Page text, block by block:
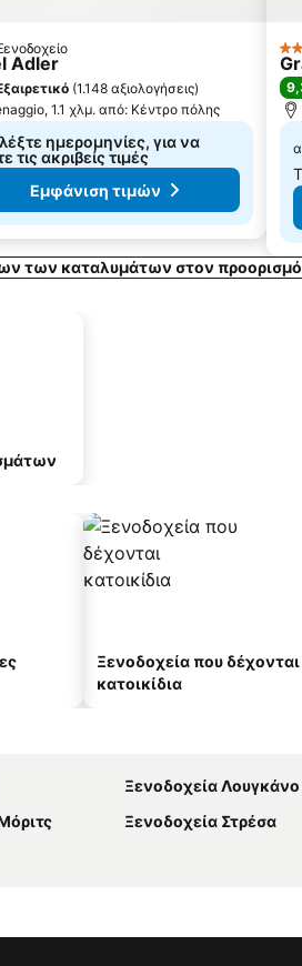
Adler
(1.148 αξιολογήσεις)
1.1 χλμ. από: Κέντρο πόλης
ημερομηνίες, για να
τις ακριβείς τιμές
Εμφάνιση τιμών
5
των καταλυμάτων στον
Ξενοδοχεία που δέχονται
κατοικίδια
Ξενοδοχεία Λουγκάνο
Ξενοδοχεία Στρέσα